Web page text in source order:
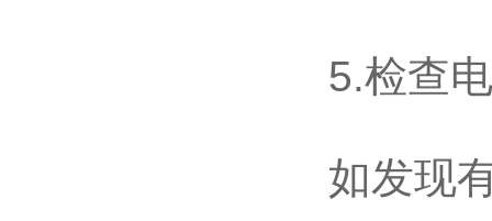
5.检查
如发现